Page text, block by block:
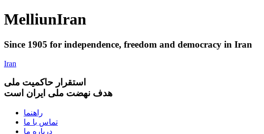
MelliunIran
Since 1905 for independence, freedom and democracy in Iran
Iran
استقرار حاکميت ملی
هدف نهضت ملی ایران است
راهنما
تماس با ما
درباره ما